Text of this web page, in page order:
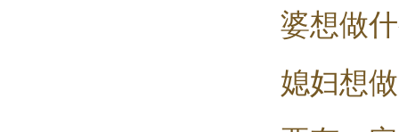
婆想做
媳妇想